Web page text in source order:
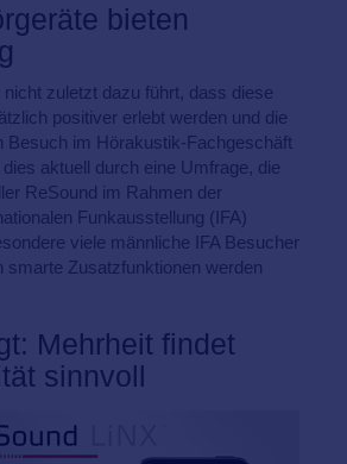
bieten
zuletzt dazu führt, dass diese
positiver erlebt werden und die
Besuch im Hörakustik-Fachgeschäft
aktuell durch eine Umfrage, die
ReSound im Rahmen der
Funkausstellung (IFA)
viele männliche IFA Besucher
smarte Zusatzfunktionen werden
Mehrheit findet
sinnvoll